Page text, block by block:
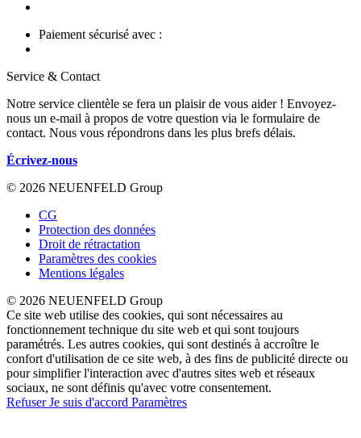
Paiement sécurisé avec :
Service & Contact
Notre service clientèle se fera un plaisir de vous aider ! Envoyez-
nous un e-mail à propos de votre question via le formulaire de
contact. Nous vous répondrons dans les plus brefs délais.
Écrivez-nous
© 2026 NEUENFELD Group
CG
Protection des données
Droit de rétractation
Paramètres des cookies
Mentions légales
© 2026 NEUENFELD Group
Ce site web utilise des cookies, qui sont nécessaires au
fonctionnement technique du site web et qui sont toujours
paramétrés. Les autres cookies, qui sont destinés à accroître le
confort d'utilisation de ce site web, à des fins de publicité directe ou
pour simplifier l'interaction avec d'autres sites web et réseaux
sociaux, ne sont définis qu'avec votre consentement.
RefuserJe suis d'accord Paramètres